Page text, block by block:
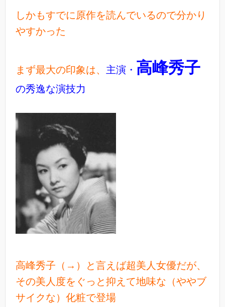
しかもすでに原作を読んでいるので分かり
やすかった
まず最大の印象は、 主演・ 高峰秀子
の秀逸な演技力
高峰秀子（→）と言えば超美人女優だが、
その美人度をぐっと抑えて地味な（ややブ
サイクな）化粧で登場